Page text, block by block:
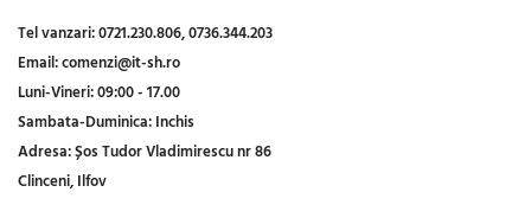
Tel vanzari:0721.230.806,0736.344.203
Email:comenzi@it-sh.ro
Luni-Vineri:09:00 - 17.00
Sambata-Duminica:Inchis
Adresa:Șos Tudor Vladimirescu nr 86
Clinceni, Ilfov